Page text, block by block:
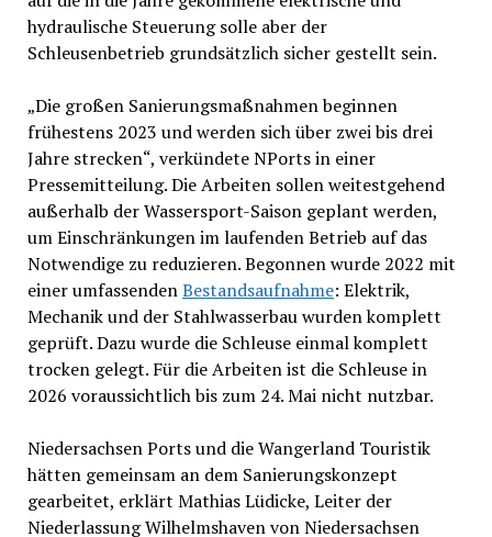
hydraulische Steuerung solle aber der
Schleusenbetrieb grundsätzlich sicher gestellt sein.
„Die großen Sanierungsmaßnahmen beginnen
frühestens 2023 und werden sich über zwei bis drei
Jahre strecken“, verkündete NPorts in einer
Pressemitteilung. Die Arbeiten sollen weitestgehend
außerhalb der Wassersport-Saison geplant werden,
um Einschränkungen im laufenden Betrieb auf das
Notwendige zu reduzieren. Begonnen wurde 2022 mit
einer umfassendenBestandsaufnahme: Elektrik,
Mechanik und der Stahlwasserbau wurden komplett
geprüft. Dazu wurde die Schleuse einmal komplett
trocken gelegt. Für die Arbeiten ist die Schleuse in
2026 voraussichtlich bis zum 24. Mai nicht nutzbar.
Niedersachsen Ports und die Wangerland Touristik
hätten gemeinsam an dem Sanierungskonzept
gearbeitet, erklärt Mathias Lüdicke, Leiter der
Niederlassung Wilhelmshaven von Niedersachsen